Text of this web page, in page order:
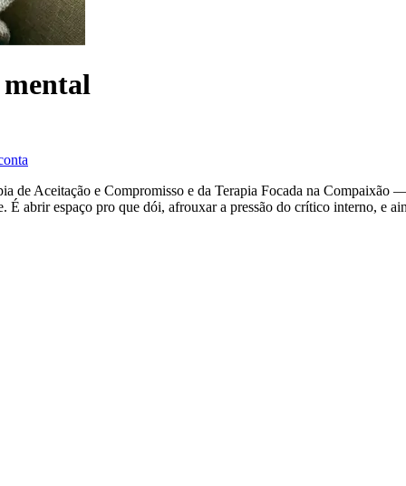
de Aceitação e Compromisso e da Terapia Focada na
É abrir espaço pro que dói, afrouxar a pressão do crítico interno, e